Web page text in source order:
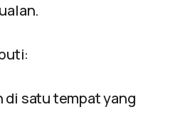
di satu tempat yang